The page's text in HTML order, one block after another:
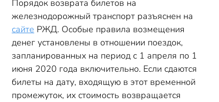
Порядок возврата билетов на
железнодорожный транспорт разъяснен на
сайте РЖД. Особые правила возмещения
денег установлены в отношении поездок,
запланированных на период с 1 апреля по 1
июня 2020 года включительно. Если сдаются
билеты на дату, входящую в этот временной
промежуток, их стоимость возвращается